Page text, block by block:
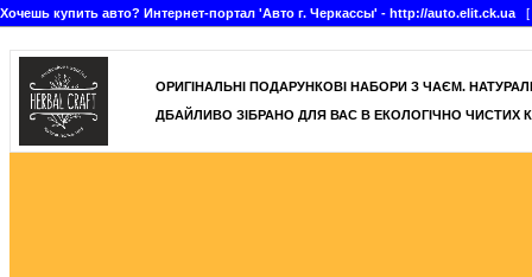
Хочешь купить авто? Интернет-портал 'Авто г. Черкассы' - http://auto.elit.ck.ua [
]
ОРИГІНАЛЬНІ ПОДАРУНКОВІ НАБОРИ З ЧАЄМ.
ДБАЙЛИВО ЗІБРАНО ДЛЯ ВАС В ЕКОЛОГІЧНО ЧИСТИХ